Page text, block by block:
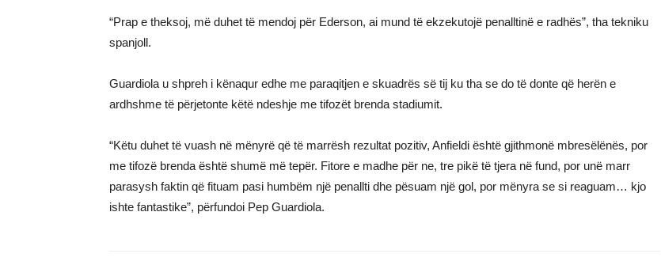
“Prap e theksoj, më duhet të mendoj për Ederson, ai mund të ekzekutojë penalltinë e radhës”, tha tekniku
spanjoll.
Guardiola u shpreh i kënaqur edhe me paraqitjen e skuadrës së tij ku tha se do të donte që herën e
ardhshme të përjetonte këtë ndeshje me tifozët brenda stadiumit.
“Këtu duhet të vuash në mënyrë që të marrësh rezultat pozitiv, Anfieldi është gjithmonë mbresëlënës, por
me tifozë brenda është shumë më tepër. Fitore e madhe për ne, tre pikë të tjera në fund, por unë marr
parasysh faktin që fituam pasi humbëm një penallti dhe pësuam një gol, por mënyra se si reaguam… kjo
ishte fantastike”, përfundoi Pep Guardiola.